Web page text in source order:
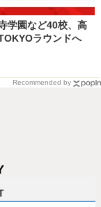
学園など40校、高
ラウンドへ
Recommended by